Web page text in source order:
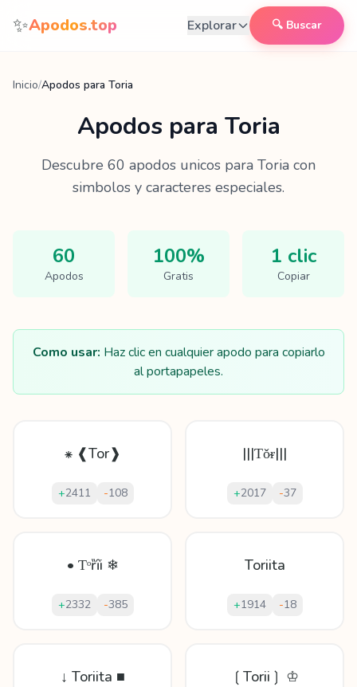
Saltar al contenido
✨Apodos.top Explorar 🔍 Buscar
Inicio/Apodos para Toria
Apodos para Toria
Descubre 60 apodos unicos para Toria con
simbolos y caracteres especiales.
60
Apodos
100%
Gratis
1 clic
Copiar
Como usar: Haz clic en cualquier apodo para copiarlo
al portapapeles.
⁕ ❰Tor❱
+2411 -108
|||Ƭǒᵲ|||
+2017 -37
• Ƭᵒȑȋi ❄
+2332 -385
Toriita
+1914 -18
↓ Toriita ■ ❲Torii❳ ♔